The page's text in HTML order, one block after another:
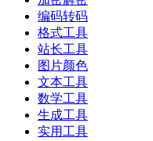
编码转码
格式工具
站长工具
图片颜色
文本工具
数学工具
生成工具
实用工具